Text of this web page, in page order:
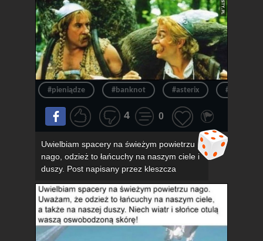
#pieniądze #banknot #asterix #pieniądz
4 0
Uwielbiam spacery na świeżym powietrzu
nago, odzież to łańcuchy na naszym ciele i
duszy. Post napisany przez kleszcza